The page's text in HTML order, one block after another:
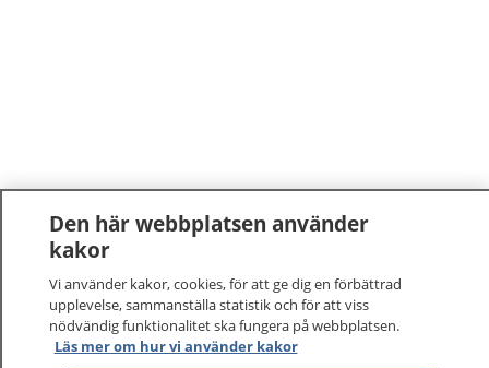
Den här webbplatsen använder
kakor
Vi använder kakor, cookies, för att ge dig en förbättrad
upplevelse, sammanställa statistik och för att viss
nödvändig funktionalitet ska fungera på webbplatsen.
Läs mer om hur vi använder kakor